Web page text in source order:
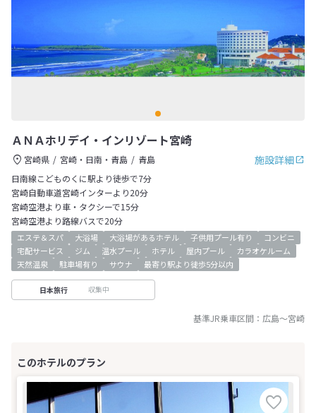
ＡＮＡホリデイ・インリゾート宮崎
施設詳細
宮崎県 宮崎・日南・青島
青島
日南線こどものくに駅より徒歩で7分
宮崎自動車道宮崎インターより20分
宮崎空港より車・タクシーで15分
宮崎空港より路線バスで20分
エステ＆スパ 大浴場 大浴場があるホテル 子供用プール有り
コンビニ
宅配サービス
ジム 温水プール ホテル 屋内プール
カラオケルーム
天然温泉
駐車場有り サウナ 最寄り駅より徒歩5分以内
日本旅行 収集中
基準JR乗車区間： 広島～宮崎